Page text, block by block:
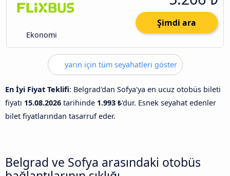
Ekonomi
Şimdi ara
yarın için tüm seyahatleri göster
En İyi Fiyat Teklifi: Belgrad'dan Sofya'ya en ucuz otobüs bileti
fiyatı 15.08.2026 tarihinde 1.993 ₺'dur. Esnek seyahat edenler
bilet fiyatlarından tasarruf eder.
Belgrad ve Sofya arasındaki otobüs